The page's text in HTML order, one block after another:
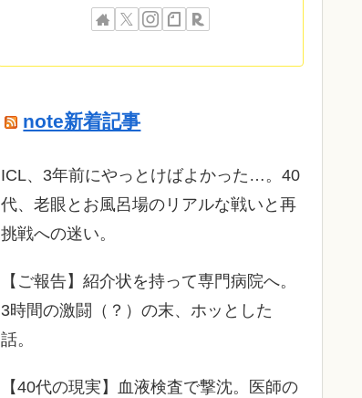
note新着記事
ICL、3年前にやっとけばよかった…。40
代、老眼とお風呂場のリアルな戦いと再
挑戦への迷い。
​【ご報告】紹介状を持って専門病院へ。
3時間の激闘（？）の末、ホッとした
話。
【40代の現実】血液検査で撃沈。医師の